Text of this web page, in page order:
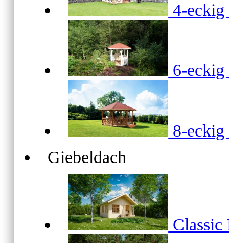
4-eckig
6-eckig
8-eckig
Giebeldach